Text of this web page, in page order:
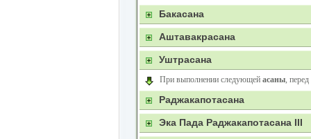
Бакасана
Аштавакрасана
Уштрасана
При выполнении следующей асаны,
Раджакапотасана
Эка Пада Раджакапотасана III